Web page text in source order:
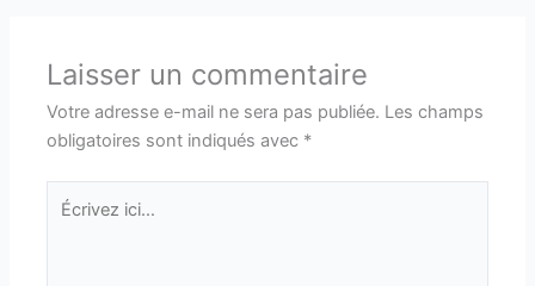
Laisser un commentaire
Votre adresse e-mail ne sera pas publiée. Les champs
obligatoires sont indiqués avec *
Écrivez
ici…